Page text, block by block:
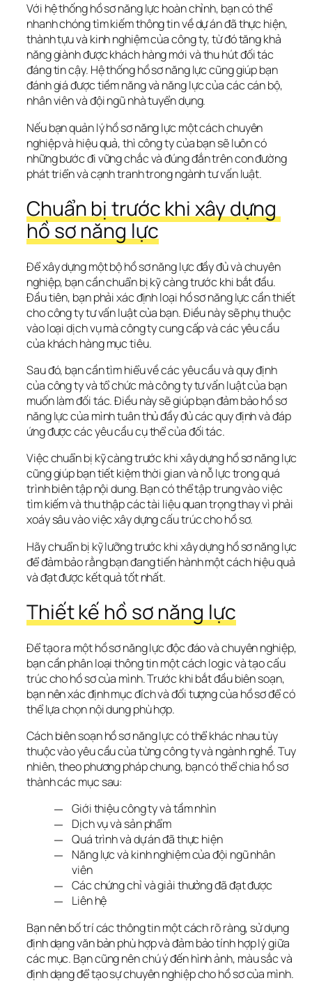
Với hệ thống hồ sơ năng lực hoàn chỉnh, bạn có thể
nhanh chóng tìm kiếm thông tin về dự án đã thực hiện,
thành tựu và kinh nghiệm của công ty, từ đó tăng khả
năng giành được khách hàng mới và thu hút đối tác
đáng tin cậy. Hệ thống hồ sơ năng lực cũng giúp bạn
đánh giá được tiềm năng và năng lực của các cán bộ,
nhân viên và đội ngũ nhà tuyển dụng.
Nếu bạn quản lý hồ sơ năng lực một cách chuyên
nghiệp và hiệu quả, thì công ty của bạn sẽ luôn có
những bước đi vững chắc và đúng đắn trên con đường
phát triển và cạnh tranh trong ngành tư vấn luật.
Chuẩn bị trước khi xây dựng
hồ sơ năng lực
Để xây dựng một bộ hồ sơ năng lực đầy đủ và chuyên
nghiệp, bạn cần chuẩn bị kỹ càng trước khi bắt đầu.
Đầu tiên, bạn phải xác định loại hồ sơ năng lực cần thiết
cho công ty tư vấn luật của bạn. Điều này sẽ phụ thuộc
vào loại dịch vụ mà công ty cung cấp và các yêu cầu
của khách hàng mục tiêu.
Sau đó, bạn cần tìm hiểu về các yêu cầu và quy định
của công ty và tổ chức mà công ty tư vấn luật của bạn
muốn làm đối tác. Điều này sẽ giúp bạn đảm bảo hồ sơ
năng lực của mình tuân thủ đầy đủ các quy định và đáp
ứng được các yêu cầu cụ thể của đối tác.
Việc chuẩn bị kỹ càng trước khi xây dựng hồ sơ năng lực
cũng giúp bạn tiết kiệm thời gian và nỗ lực trong quá
trình biên tập nội dung. Bạn có thể tập trung vào việc
tìm kiếm và thu thập các tài liệu quan trọng thay vì phải
xoáy sâu vào việc xây dựng cấu trúc cho hồ sơ.
Hãy chuẩn bị kỹ lưỡng trước khi xây dựng hồ sơ năng lực
để đảm bảo rằng bạn đang tiến hành một cách hiệu quả
và đạt được kết quả tốt nhất.
Thiết kế hồ sơ năng lực
Để tạo ra một hồ sơ năng lực độc đáo và chuyên nghiệp,
bạn cần phân loại thông tin một cách logic và tạo cấu
trúc cho hồ sơ của mình. Trước khi bắt đầu biên soạn,
bạn nên xác định mục đích và đối tượng của hồ sơ để có
thể lựa chọn nội dung phù hợp.
Cách biên soạn hồ sơ năng lực có thể khác nhau tùy
thuộc vào yêu cầu của từng công ty và ngành nghề. Tuy
nhiên, theo phương pháp chung, bạn có thể chia hồ sơ
thành các mục sau:
Giới thiệu công ty và tầm nhìn
Dịch vụ và sản phẩm
Quá trình và dự án đã thực hiện
Năng lực và kinh nghiệm của đội ngũ nhân
viên
Các chứng chỉ và giải thưởng đã đạt được
Liên hệ
Bạn nên bố trí các thông tin một cách rõ ràng, sử dụng
định dạng văn bản phù hợp và đảm bảo tính hợp lý giữa
các mục. Bạn cũng nên chú ý đến hình ảnh, màu sắc và
định dạng để tạo sự chuyên nghiệp cho hồ sơ của mình.